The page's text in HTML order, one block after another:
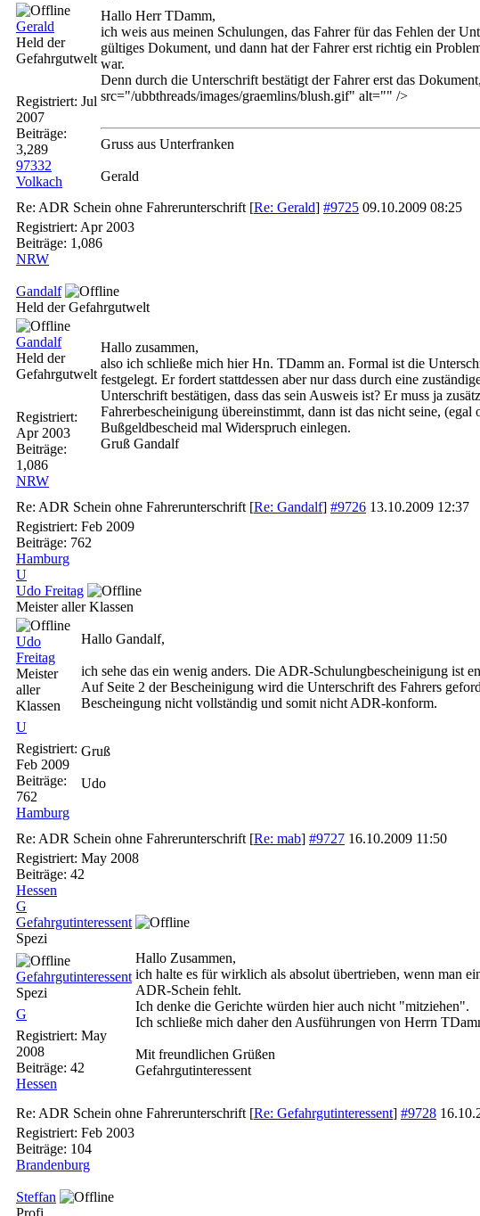
Gerald
Held der
Gefahrgutwelt
Registriert: Jul
2007
Beiträge:
3,289
97332
Volkach
Hallo Herr TDamm,
ich weis aus meinen Schulungen, das Fahrer für das Fehlen der
gültiges Dokument, und dann hat der Fahrer erst richtig ein
war.
Denn durch die Unterschrift bestätigt der Fahrer erst das
src="/ubbthreads/images/graemlins/blush.gif" alt="" />
Gruss aus Unterfranken
Gerald
Re: ADR Schein ohne Fahrerunterschrift [Re: Gerald] #9725 09.10.2009 08:25
Registriert: Apr 2003
Beiträge: 1,086
NRW
Gandalf
Held der Gefahrgutwelt
Gandalf
Held der
Gefahrgutwelt
Registriert:
Apr 2003
Beiträge:
1,086
NRW
Hallo zusammen,
also ich schließe mich hier Hn. TDamm an. Formal ist die
festgelegt. Er fordert stattdessen aber nur dass durch eine
Unterschrift bestätigen, dass das sein Ausweis ist? Er muss ja
Fahrerbescheinigung übereinstimmt, dann ist das nicht seine,
Bußgeldbescheid mal Widerspruch einlegen.
Gruß Gandalf
Re: ADR Schein ohne Fahrerunterschrift [Re: Gandalf] #9726 13.10.2009 12:37
Registriert: Feb 2009
Beiträge: 762
Hamburg
U
Udo Freitag
Meister aller Klassen
Udo
Freitag
Meister
aller
Klassen
U
Registriert:
Feb 2009
Beiträge:
762
Hamburg
Hallo Gandalf,
ich sehe das ein wenig anders. Die ADR-Schulungbescheinigung ist
Auf Seite 2 der Bescheinigung wird die Unterschrift des Fahrers
Bescheingung nicht vollständig und somit nicht ADR-konform.
Gruß
Udo
Re: ADR Schein ohne Fahrerunterschrift [Re: mab] #9727 16.10.2009 11:50
Registriert: May 2008
Beiträge: 42
Hessen
G
Gefahrgutinteressent
Spezi
Gefahrgutinteressent
Spezi
G
Registriert: May
2008
Beiträge: 42
Hessen
Hallo Zusammen,
ich halte es für wirklich als absolut übertrieben, wenn man
ADR-Schein fehlt.
Ich denke die Gerichte würden hier auch nicht "mitziehen".
Ich schließe mich daher den Ausführungen von Herrn
Mit freundlichen Grüßen
Gefahrgutinteressent
Re: ADR Schein ohne Fahrerunterschrift [Re: Gefahrgutinteressent] #9728
Registriert: Feb 2003
Beiträge: 104
Brandenburg
Steffan
Profi